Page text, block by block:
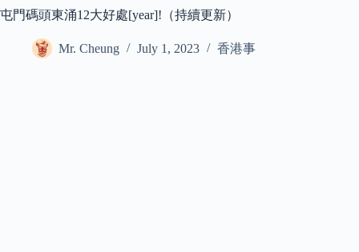
屯門碼頭東涌12大好處[year]!（持續更新）
Mr. Cheung July 1, 2023 香港事